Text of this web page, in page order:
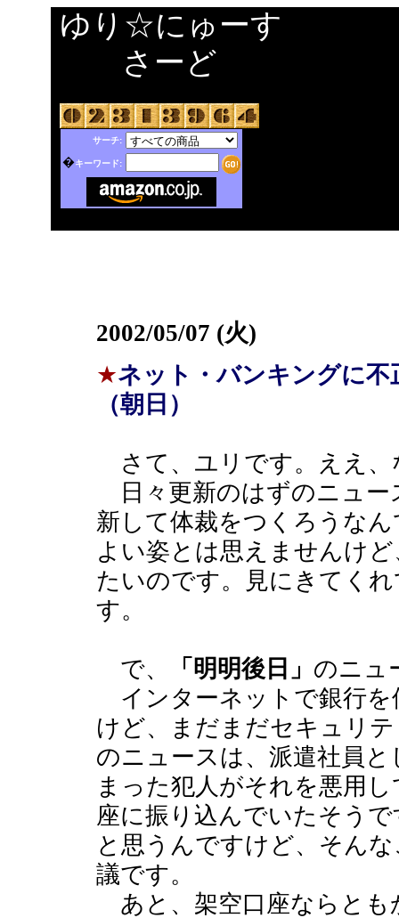
ゆり☆にゅーす
さーど
サーチ:
�キーワード:
2002/05/07 (火)
★ネット・バンキングに
（朝日）
さて、ユリです。ええ、
日々更新のはずのニュー
新して体裁をつくろうな
よい姿とは思えませんけ
たいのです。見にきてく
す。
で、 「明明後日」 のニュ
インターネットで銀行を
けど、まだまだセキュリ
のニュースは、派遣社員
まった犯人がそれを悪用
座に振り込んでいたそうで
と思うんですけど、そん
議です。
あと、架空口座ならとも